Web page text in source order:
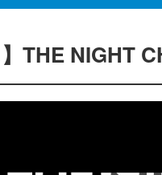
】THE NIGHT